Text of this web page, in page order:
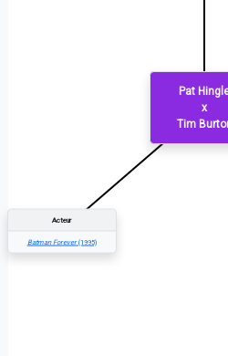
Pat
x
Tim
Acteur
Batman Forever(1995)